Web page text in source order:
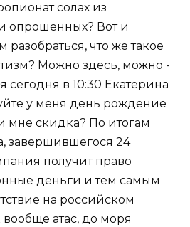
солах из
опрошенных? Вот и
разобраться, что же такое
Можно здесь, можно -
в 10:30 Екатерина
у меня день рождение
мне скидка? По итогам
завершившегося 24
получит право
деньги и тем самым
на российском
атас, до моря